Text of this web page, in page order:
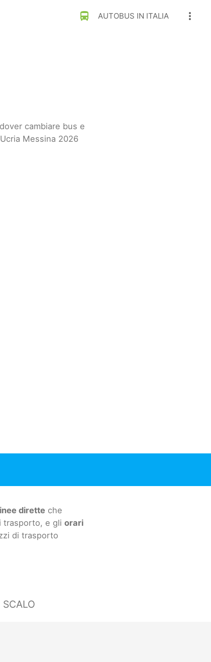
directions_bus AUTOBUS IN ITALIA more_vert
cambiare bus e
Messina 2026
diretteche
trasporto, e gli orari
di trasporto